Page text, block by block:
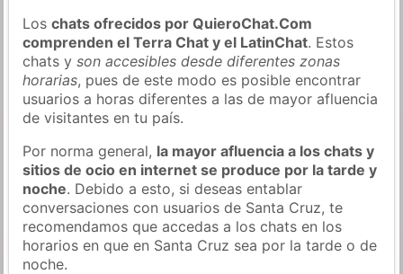
Loschats ofrecidos por QuieroChat.Com
comprenden el Terra Chat y el LatinChat. Estos
chats yson accesibles desde diferentes zonas
horarias, pues de este modo es posible encontrar
usuarios a horas diferentes a las de mayor afluencia
de visitantes en tu país.
Por norma general, la mayor afluencia a los chats y
sitios de ocio en internet se produce por la tarde y
noche. Debido a esto, si deseas entablar
conversaciones con usuarios de Santa Cruz, te
recomendamos que accedas a los chats en los
horarios en que en Santa Cruz sea por la tarde o de
noche.